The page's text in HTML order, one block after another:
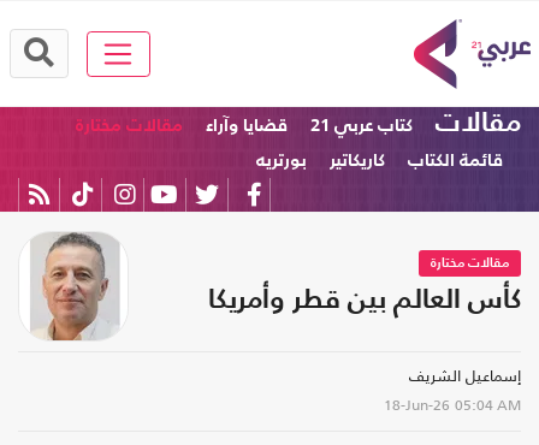
مقالات كتاب عربي 21 قضايا وآراء
مقالات مختارة
قائمة الكتاب
كاريكاتير بورتريه
مقالات مختارة
كأس العالم بين قطر وأمريكا
إسماعيل الشريف
18-Jun-26 05:04 AM